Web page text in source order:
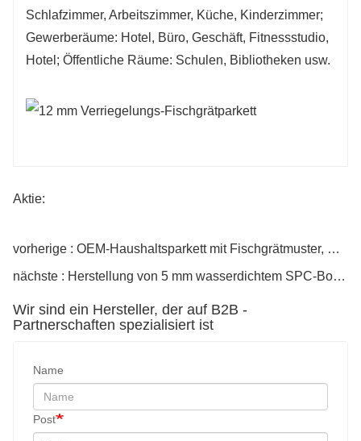
Schlafzimmer, Arbeitszimmer, Küche, Kinderzimmer;
Gewerberäume: Hotel, Büro, Geschäft, Fitnessstudio,
Hotel; Öffentliche Räume: Schulen, Bibliotheken usw.
Aktie:
vorherige : OEM-Haushaltsparkett mit Fischgrätmuster, Massivholzböden
nächste : Herstellung von 5 mm wasserdichtem SPC-Bodenbelag
Wir sind ein Hersteller, der auf B2B -
Partnerschaften spezialisiert ist
Name
Post